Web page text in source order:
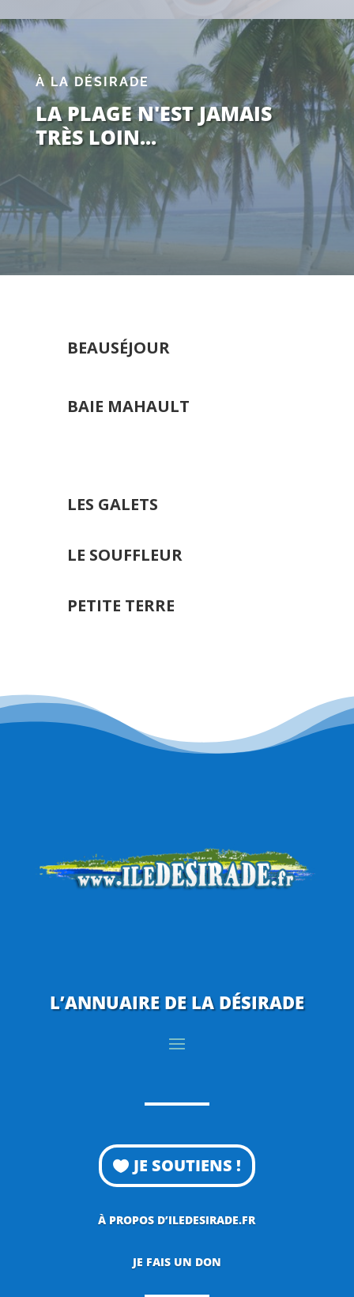
À LA DÉSIRADE
LA PLAGE N'EST JAMAIS
TRÈS LOIN...
BEAUSÉJOUR
BAIE MAHAULT
LES GALETS
LE SOUFFLEUR
PETITE TERRE
L’ANNUAIRE DE LA DÉSIRADE
JE SOUTIENS !
À PROPOS D’ILEDESIRADE.FR
JE FAIS UN DON